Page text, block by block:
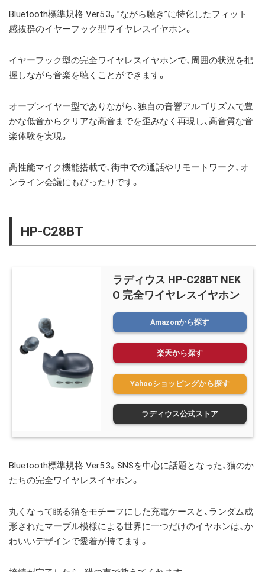
Bluetooth標準規格 Ver5.3。”ながら聴き”に特化したフィット
感抜群のイヤーフック型ワイヤレスイヤホン。
イヤーフック型の完全ワイヤレスイヤホンで、周囲の状況を把
握しながら音楽を聴くことができます。
オープンイヤー型でありながら、独自の音響アルゴリズムで豊
かな低音からクリアな高音までを歪みなく再現し、高音質な音
楽体験を実現。
高性能マイク機能搭載で、街中での通話やリモートワーク、 オ
ンライン会議にもぴったりです。
HP-C28BT
ラディウス HP-C28BT NEK
O 完全ワイヤレスイヤホン
ラディウス公式ストア
Amazonから探す
楽天から探す
Yahooショッピングから探す
Bluetooth標準規格 Ver5.3。SNSを中心に話題となった、猫のか
たちの完全ワイヤレスイヤホン。
丸くなって眠る猫をモチーフにした充電ケースと、 ランダム成
形されたマーブル模様による世界に一つだけのイヤホンは、か
わいいデザインで愛着が持てます。